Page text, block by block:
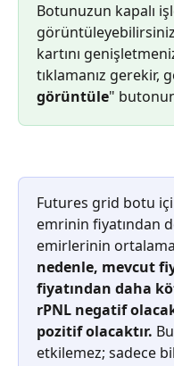
Botunuzun kapalı
kartını
tıklamanız gerekir,
görüntüle"
Futures grid botu
emrinin fiyatından
emirlerinin ortalama
nedenle, mevcut
fiyatından daha
rPNL negatif
pozitif olacaktır.
etkilemez; sadece